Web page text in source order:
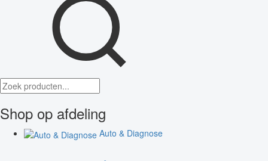
Shop op afdeling
Auto & Diagnose